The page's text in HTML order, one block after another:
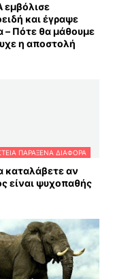
εμβόλισε
και έγραψε
– Πότε θα μάθουμε
η αποστολή
ΠΑΡΑΞΕΝΑ ΔΙΑΦΟΡΑ
καταλάβετε αν
είναι ψυχοπαθής